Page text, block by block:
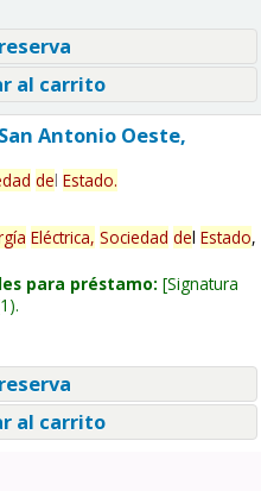
al carrito
Antonio Oeste,
del Estado.
Eléctrica, Sociedad del Estado,
para préstamo: Signatura
al carrito